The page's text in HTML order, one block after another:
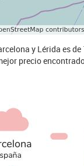
y Lérida es
precio